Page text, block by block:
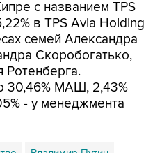
семей Александра
Скоробогатько,
Ротенберга.
30,46% МАШ, 2,43%
- у менеджмента